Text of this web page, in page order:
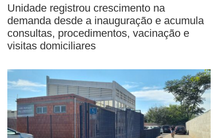
Unidade registrou crescimento na
demanda desde a inauguração e acumula
consultas, procedimentos, vacinação e
visitas domiciliares